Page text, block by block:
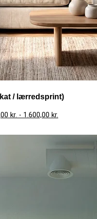
/ lærredsprint)
kr. - 1.600,00 kr.